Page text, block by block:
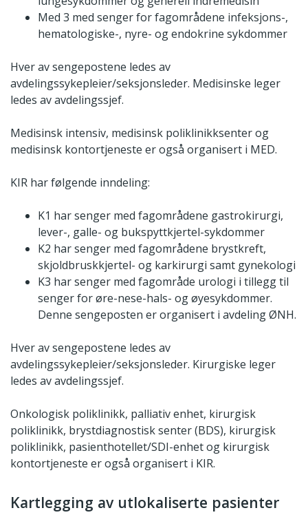
Med 3 med senger for fagområdene infeksjons-,
hematologiske-, nyre- og endokrine sykdommer
Hver av sengepostene ledes av
avdelingssykepleier/seksjonsleder. Medisinske leger
ledes av avdelingssjef.
Medisinsk intensiv, medisinsk poliklinikksenter og
medisinsk kontortjeneste er også organisert i MED.
KIR har følgende inndeling:
K1 har senger med fagområdene gastrokirurgi,
lever-, galle- og bukspyttkjertel-sykdommer
K2 har senger med fagområdene brystkreft,
skjoldbruskkjertel- og karkirurgi samt gynekologi
K3 har senger med fagområde urologi i tillegg til
senger for øre-nese-hals- og øyesykdommer.
Denne sengeposten er organisert i avdeling ØNH.
Hver av sengepostene ledes av
avdelingssykepleier/seksjonsleder. Kirurgiske leger
ledes av avdelingssjef.
Onkologisk poliklinikk, palliativ enhet, kirurgisk
poliklinikk, brystdiagnostisk senter (BDS), kirurgisk
poliklinikk, pasienthotellet/SDI-enhet og kirurgisk
kontortjeneste er også organisert i KIR.
Kartlegging av utlokaliserte pasienter